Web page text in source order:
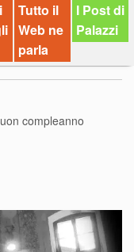
Tutto il
Web ne
parla
I Post di
Palazzi
compleanno